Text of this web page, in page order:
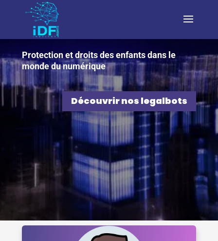
Protection et droits des enfants dans le
monde du numérique
Découvrir nos legalbots